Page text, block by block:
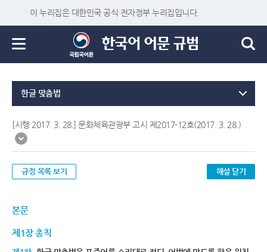
이 누리집은 대한민국 공식 전자정부 누리집입니다.
한글 맞춤법
[시행 2017. 3. 28.] 문화체육관광부 고시 제2017-12호(2017. 3. 28.)
규정 목록 보기 해설 닫기
본문
제1장 총칙